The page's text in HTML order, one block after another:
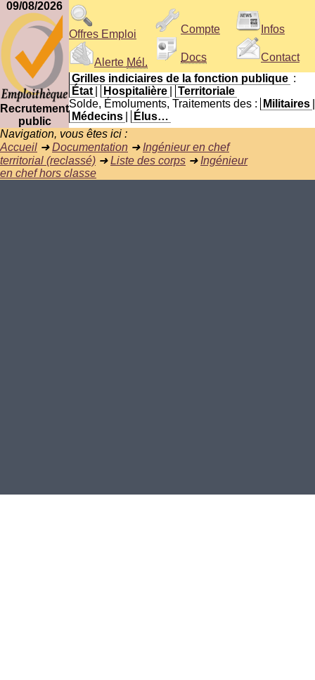
09/08/2026
Recrutement
public
Offres Emploi
Alerte Mél.
Compte
Docs
Infos
Contact
Grilles indiciaires de la fonction publique :
État
Hospitalière
Territoriale
Solde, Émoluments, Traitements des :
Militaires
Médecins
Élus…
Navigation, vous êtes ici :
Accueil ➜Documentation ➜ Ingénieur en chef
territorial (reclassé) ➜Liste des corps ➜ Ingénieur
en chef hors classe